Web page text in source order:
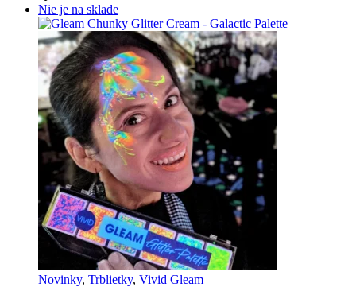
Nie je na sklade
Novinky, Trblietky, Vivid Gleam